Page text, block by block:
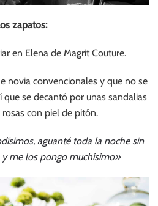
zapatos:
en Elena de Magrit Couture.
novia convencionales y que no se
se decantó por unas sandalias
con piel de pitón.
aguanté toda la noche sin
me los pongo muchísimo»